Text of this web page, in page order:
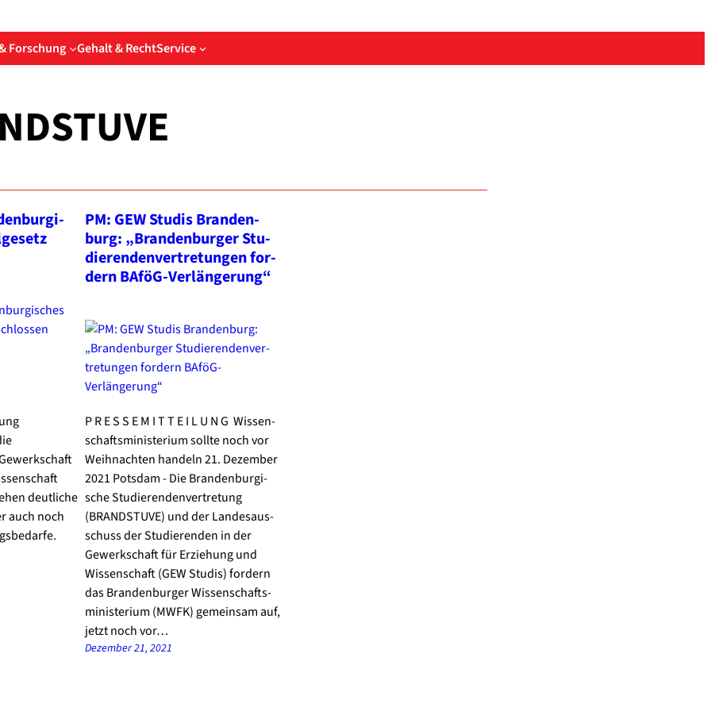
Forschung Gehalt & RechtService
deutliche
auch noch
PM: GEW Stu­dis Bran­den­
burg: „Bran­den­bur­ger Stu­
die­ren­den­ver­tre­tun­gen for­
dern BAföG-Verlängerung“
P R E S S E M I T T E I L U N G Wis­sen­
schafts­mi­nis­te­ri­um soll­te noch vor
Weih­nach­ten han­deln 21. Dezem­ber
2021 Pots­dam - Die Bran­den­bur­gi­
sche Stu­die­ren­den­ver­tre­tung
(BRANDSTUVE) und der Lan­des­aus­
schuss der Stu­die­ren­den in der
Gewerk­schaft für Erzie­hung und
Wis­sen­schaft (GEW Stu­dis) for­dern
das Bran­den­bur­ger Wis­sen­schafts­
mi­nis­te­ri­um (MWFK) gemein­sam auf,
jetzt noch vor…
Dezember 21, 2021